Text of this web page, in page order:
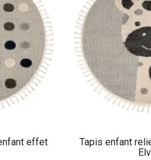
effet
Tapis enfant